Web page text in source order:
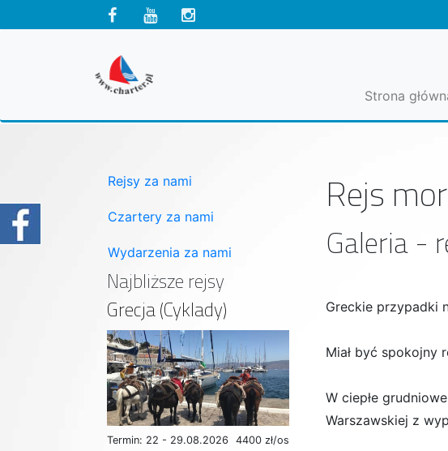
Strona
Rejs
Galeria -
Greckie przypadki
Miał być spokojny
W ciepłe
Warszawskiej z
Rejsy za nami
Czartery za nami
Wydarzenia za nami
Najbliższe rejsy
Grecja (Cyklady)
Termin: 22 - 29.08.2026
4400 zł/os